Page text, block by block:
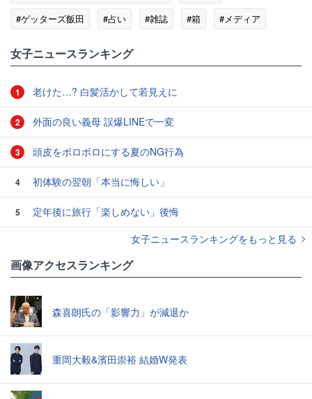
#ゲッターズ飯田
#占い #雑誌 #箱
#メディア
女子ニュースランキング
1 老けた…? 白髪活かして若見えに
2 外面の良い義母 誤爆LINEで一変
3 頭皮をボロボロにする夏のNG行為
4 初体験の翌朝「本当に悔しい」
5
定年後に旅行「楽しめない」後悔
女子ニュースランキングをもっと見る
画像アクセスランキング
森喜朗氏の「影響力」が減退か
重岡大毅&濱田崇裕 結婚W発表